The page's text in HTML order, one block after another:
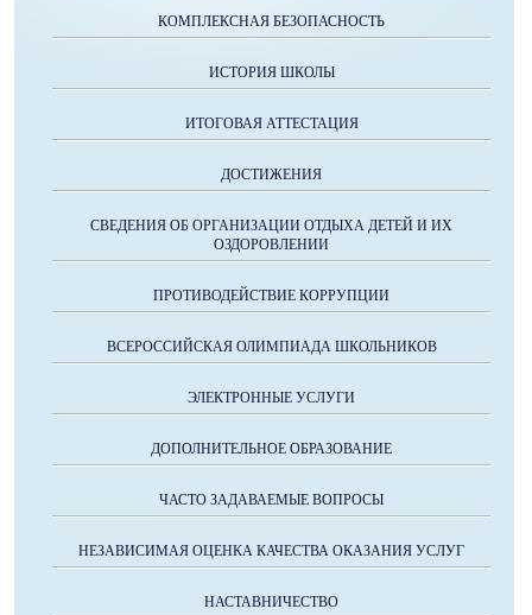
КОМПЛЕКСНАЯ БЕЗОПАСНОСТЬ
ИСТОРИЯ ШКОЛЫ
ИТОГОВАЯ АТТЕСТАЦИЯ
ДОСТИЖЕНИЯ
СВЕДЕНИЯ ОБ ОРГАНИЗАЦИИ ОТДЫХА ДЕТЕЙ И ИХ
ОЗДОРОВЛЕНИИ
ПРОТИВОДЕЙСТВИЕ КОРРУПЦИИ
ВСЕРОССИЙСКАЯ ОЛИМПИАДА ШКОЛЬНИКОВ
ЭЛЕКТРОННЫЕ УСЛУГИ
ДОПОЛНИТЕЛЬНОЕ ОБРАЗОВАНИЕ
ЧАСТО ЗАДАВАЕМЫЕ ВОПРОСЫ
НЕЗАВИСИМАЯ ОЦЕНКА КАЧЕСТВА ОКАЗАНИЯ УСЛУГ
НАСТАВНИЧЕСТВО